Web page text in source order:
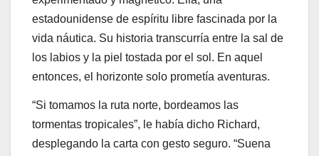
estadounidense de espíritu libre fascinada por la
vida náutica. Su historia transcurría entre la sal de
los labios y la piel tostada por el sol. En aquel
entonces, el horizonte solo prometía aventuras.
“Si tomamos la ruta norte, bordeamos las
tormentas tropicales”, le había dicho Richard,
desplegando la carta con gesto seguro. “Suena